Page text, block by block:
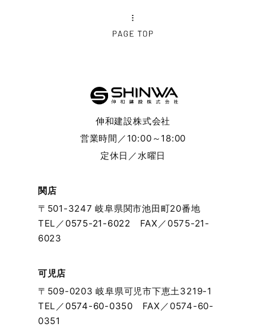
2024年2月
2024年1月
2023年10月
伸和建設株式会社
営業時間／10:00～18:00
定休日／水曜日
関店
〒501-3247 岐阜県関市池田町20番地
TEL／ 0575-21-6022
FAX／0575-21-
6023
可児店
〒509-0203 岐阜県可児市下恵土3219-1
TEL／ 0574-60-0350 FAX／0574-60-
0351